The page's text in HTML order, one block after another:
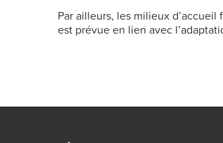
Par ailleurs, les milieux
est prévue en lien avec